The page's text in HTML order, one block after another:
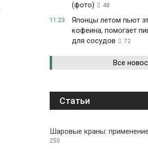
(фото)
48
11:23
Японцы летом пьют
кофеина, помогает
для сосудов
72
Все
Статьи
Шаровые краны:
250